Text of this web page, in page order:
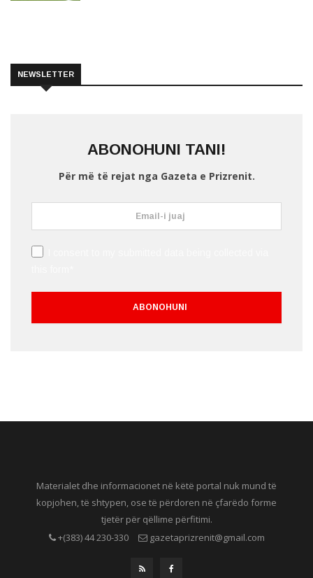
NEWSLETTER
ABONOHUNI TANI!
Për më të rejat nga Gazeta e Prizrenit.
Materialet dhe informacionet në këtë portal nuk mund të
kopjohen, të shtypen, ose të përdoren në çfarëdo forme
tjetër për qëllime përfitimi.
+(383) 44 230-330
gazetaprizrenit@gmail.com